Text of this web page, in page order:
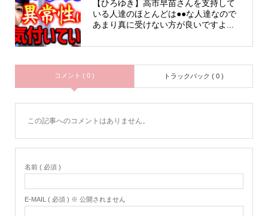
【ひろゆき】高市早苗さんを支持して
いる人達のほとんどは●●な人達なので
あまり真に受けない方が良いですよ...
コメント ( 0 ) トラックバック ( 0 )
この記事へのコメントはありません。
名前 ( 必須 )
E-MAIL ( 必須 ) ※ 公開されません